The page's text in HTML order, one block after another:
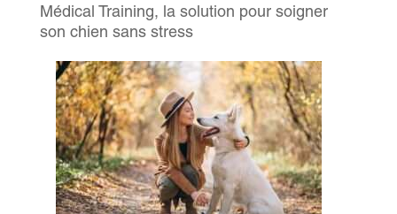
Médical Training, la solution pour soigner
son chien sans stress